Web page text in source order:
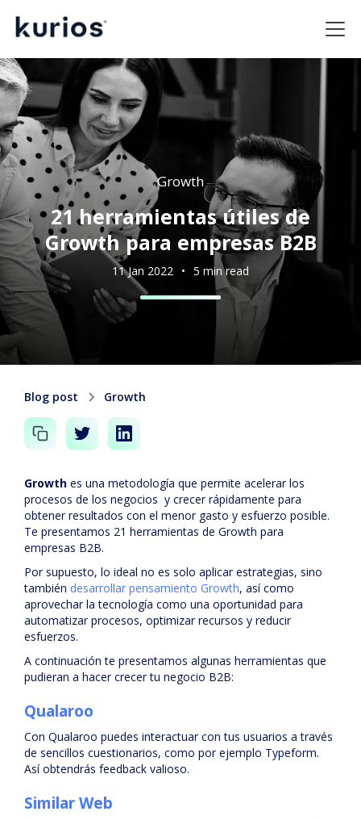
Growth
21 herramientas útiles de
Growth para empresas B2B
11 Jan 2022 • 5 min read
Blog post Growth
Growth es una metodología que permite acelerar los
procesos de los negocios y crecer rápidamente para
obtener resultados con el menor gasto y esfuerzo posible.
Te presentamos 21 herramientas de Growth para
empresas B2B.
Por supuesto, lo ideal no es solo aplicar estrategias, sino
también desarrollar pensamiento Growth, así como
aprovechar la tecnología como una oportunidad para
automatizar procesos, optimizar recursos y reducir
esfuerzos.
A continuación te presentamos algunas herramientas que
pudieran a hacer crecer tu negocio B2B:
Qualaroo
Con Qualaroo puedes interactuar con tus usuarios a través
de sencillos cuestionarios, como por ejemplo Typeform.
Así obtendrás feedback valioso.
Similar Web